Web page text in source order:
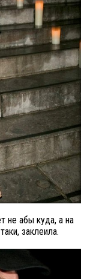
не абы куда, а на
заклеила.